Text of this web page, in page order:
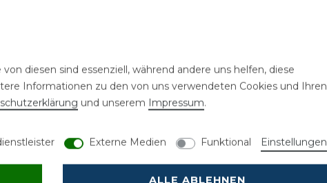
diesen sind essenziell, während andere uns helfen, diese
Informationen zu den von uns verwendeten Cookies und Ihren
und unserem Impressum.
Externe Medien Funktional Einstellungen
ALLE ABLEHNEN